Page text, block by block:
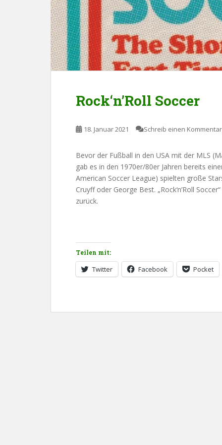
Rock‘n’Roll Soccer
18. Januar 2021 Schreib einen Kommentar
Bevor der Fußball in den USA mit der MLS
gab es in den 1970er/80er Jahren bereits
American Soccer League) spielten große
Cruyff oder George Best. „Rock‘n’Roll
zurück.
Teilen mit:
Twitter Facebook Pocket